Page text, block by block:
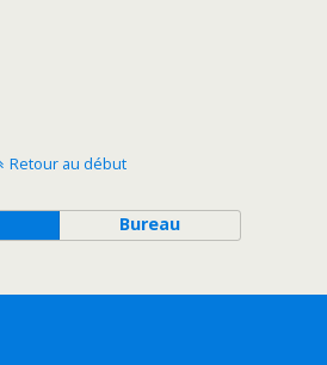
Retour au début
Bureau